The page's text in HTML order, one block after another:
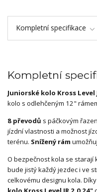
Kompletní specifikace
Kompletní
Juniorské kolo Kross Level
kolo s odlehčeným 12"
8 převodů s páčkovým
jízdní vlastnosti a možnost
terénu. Snížený rám
O bezpečnost kola se starají
bude jistý každý jezdec i ve
celkovému designu kola.